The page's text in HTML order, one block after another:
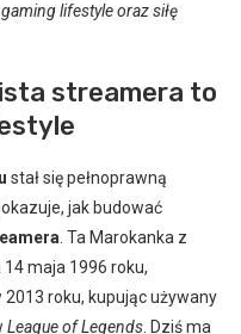
lifestyle oraz siłę
streamera to
stał się pełnoprawną
jak budować
. Ta Marokanka z
maja 1996 roku,
roku, kupując używany
League of Legends . Dziś ma